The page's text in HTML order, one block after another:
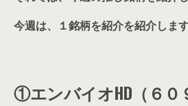
今週は、１銘柄を紹介を紹介します
①エンバイオHD（６０